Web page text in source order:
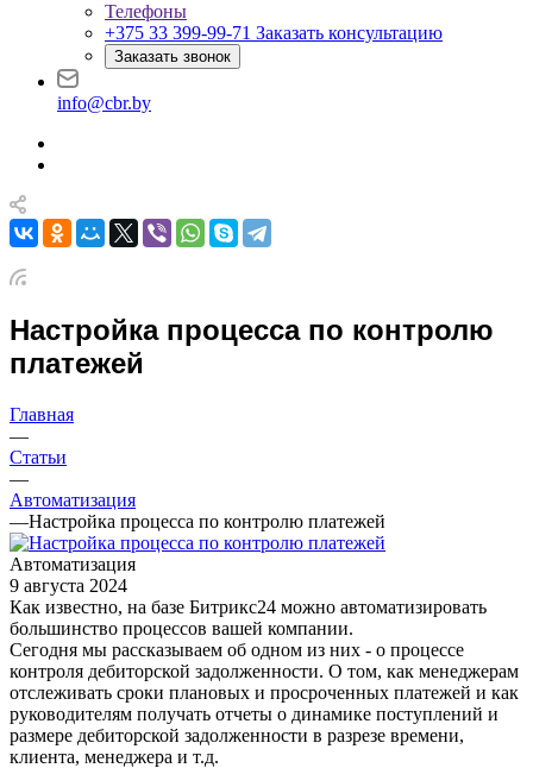
Телефоны
+375 33 399-99-71 Заказать консультацию
Заказать звонок
info@cbr.by
Настройка процесса по контролю
платежей
Главная
—
Статьи
—
Автоматизация
—Настройка процесса по контролю платежей
Автоматизация
9 августа 2024
Как известно, на базе Битрикс24 можно автоматизировать
большинство процессов вашей компании.
Сегодня мы рассказываем об одном из них - о процессе
контроля дебиторской задолженности. О том, как менеджерам
отслеживать сроки плановых и просроченных платежей и как
руководителям получать отчеты о динамике поступлений и
размере дебиторской задолженности в разрезе времени,
клиента, менеджера и т.д.